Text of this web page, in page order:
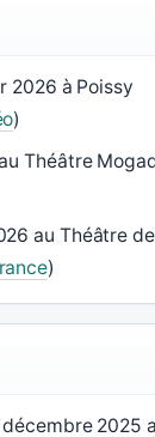
2026 à Poissy
)
Théâtre
au Théâtre de
)
2025